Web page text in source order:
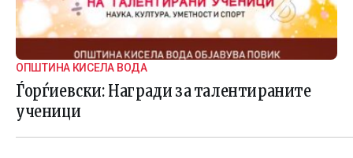
ОПШТИНА КИСЕЛА ВОДА
Ѓорѓиевски: Награди за талентираните
ученици